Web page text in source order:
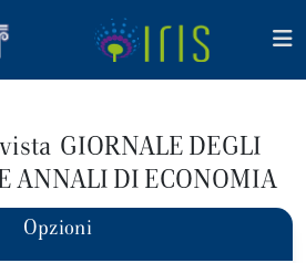
GIORNALE DEGLI
ANNALI DI ECONOMIA
Opzioni